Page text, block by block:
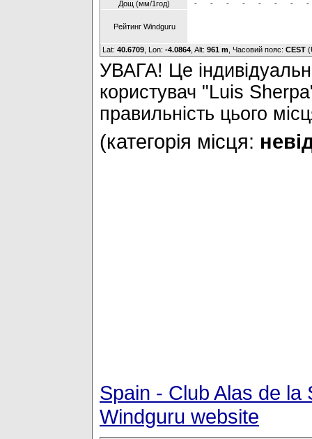
Дощ (мм/1год) - - - - - - - -
Рейтинг Windguru
Lat: 40.6709 , Lon: -4.0864 Alt: 961 m , Часовий пояс: CEST
УВАГА! Це
користувач "Luis
правильність цього
(категорія місця:
Spain - Club Alas de
Windguru website